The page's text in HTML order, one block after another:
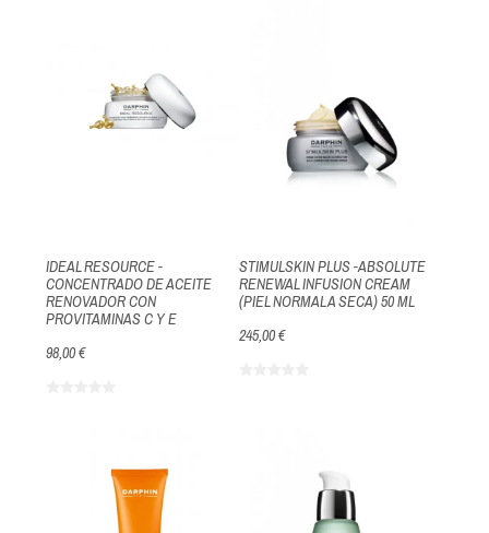
IDEAL RESOURCE -
CONCENTRADO DE ACEITE
RENOVADOR CON
PROVITAMINAS C Y E
98,00 €
STIMULSKIN PLUS -ABSOLUTE
RENEWAL INFUSION CREAM
(PIEL NORMAL A SECA) 50 ML
245,00 €